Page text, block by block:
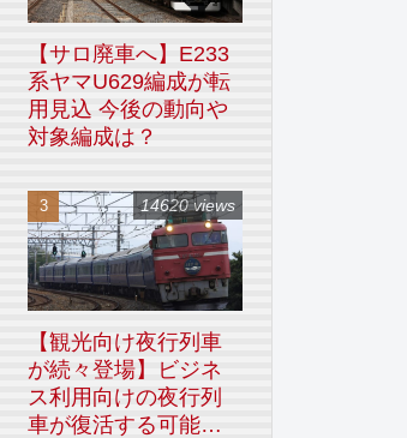
【サロ廃車へ】E233
系ヤマU629編成が転
用見込 今後の動向や
対象編成は？
【観光向け夜行列車
が続々登場】ビジネ
ス利用向けの夜行列
車が復活する可能性
14620 views